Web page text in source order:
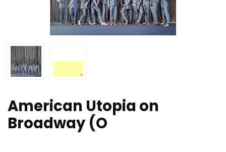
American Utopia on
Broadway (O